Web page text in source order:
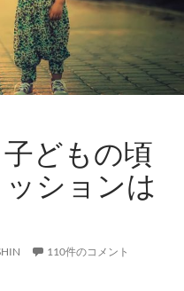
子どもの頃
ションは
110件のコメント